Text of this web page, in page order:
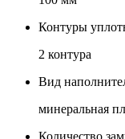
Контуры
2 контура
Вид
минеральная